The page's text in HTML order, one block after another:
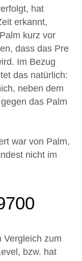
hat
erkannt,
kurz vor
dass das Pre
Im Bezug
das natürlich:
neben dem
das Palm
war von Palm,
nicht im
Vergleich zum
bzw. hat